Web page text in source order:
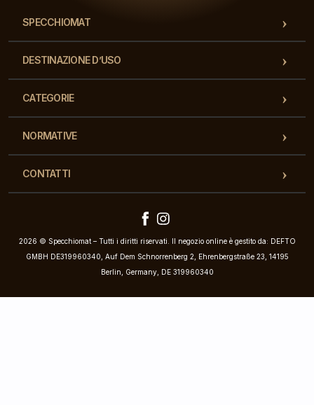
SPECCHIOMAT
DESTINAZIONE D’USO
CATEGORIE
NORMATIVE
CONTATTI
2026 © Specchiomat – Tutti i diritti riservati. Il negozio online è gestito da: DEFTO
GMBH DE319960340, Auf Dem Schnorrenberg 2, Ehrenbergstraße 23, 14195
Berlin, Germany, DE 319960340